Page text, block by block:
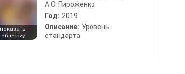
показать
обложку
А.О. Пироженко
Год: 2019
Описание: Уровень
стандарта